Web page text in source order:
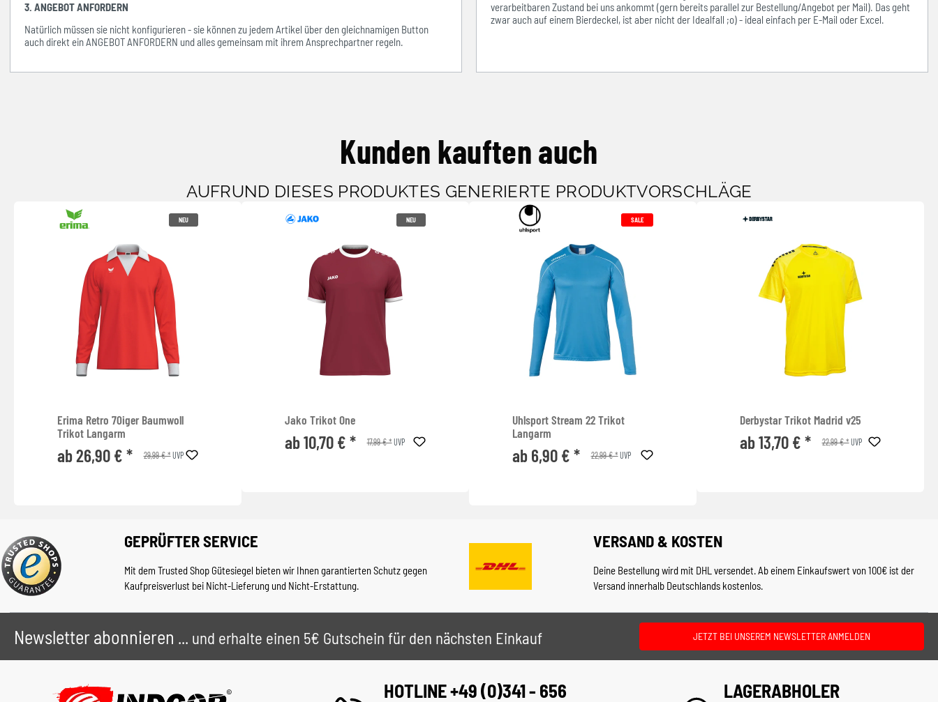
3. ANGEBOT ANFORDERN
Natürlich müssen sie nicht konfigurieren - sie können zu jedem Artikel über den gleichnamigen Button
auch direkt ein ANGEBOT ANFORDERN und alles gemeinsam mit ihrem Ansprechpartner regeln.
verarbeitbaren Zustand bei uns ankommt (gern bereits parallel zur Bestellung/Angebot per Mail). Das geht
zwar auch auf einem Bierdeckel, ist aber nicht der Idealfall ;o) - ideal einfach per E-Mail oder Excel.
Kunden kauften auch
AUFRUND DIESES PRODUKTES GENERIERTE PRODUKTVORSCHLÄGE
NEU
Erima Retro 70iger Baumwoll
Trikot Langarm
ab 26,90 € * 29,99 € *UVP
NEU
Jako Trikot One
ab 10,70 € * 17,99 € *UVP
SALE
Uhlsport Stream 22 Trikot
Langarm
ab 6,90 € * 22,99 € *UVP
Derbystar Trikot Madrid v25
ab 13,70 € * 22,99 € *UVP
GEPRÜFTER SERVICE
Mit dem Trusted Shop Gütesiegel bieten wir Ihnen garantierten Schutz gegen
Kaufpreisverlust bei Nicht-Lieferung und Nicht-Erstattung.
VERSAND & KOSTEN
Deine Bestellung wird mit DHL versendet. Ab einem Einkaufswert von 100€ ist der
Versand innerhalb Deutschlands kostenlos.
Newsletter abonnieren ... und erhalte einen 5€ Gutschein für den nächsten Einkauf JETZT BEI UNSEREM NEWSLETTER ANMELDEN
HOTLINE +49 (0)341 - 656
LAGERABHOLER